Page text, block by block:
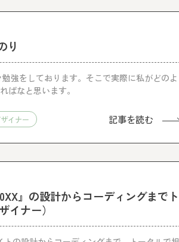
り
強をしております。そこで実際に私がどのよ
ばなと思います。
イナー 記事を読む
』の設計からコーディングまでト
イナー）